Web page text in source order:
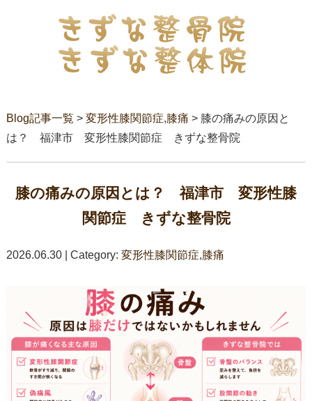
Blog記事一覧 > 変形性膝関節症,膝痛 > 膝の痛みの原因と
は？ 福津市 変形性膝関節症 きずな整骨院
膝の痛みの原因とは？ 福津市 変形性膝
関節症 きずな整骨院
2026.06.30 | Category: 変形性膝関節症,膝痛